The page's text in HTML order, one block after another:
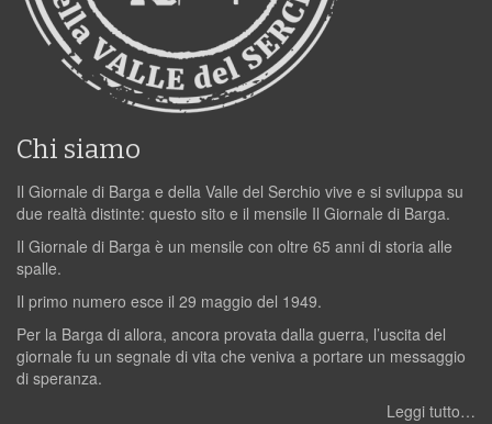
Chi siamo
Il Giornale di Barga e della Valle del Serchio vive e si sviluppa su
due realtà distinte: questo sito e il mensile Il Giornale di Barga.
Il Giornale di Barga è un mensile con oltre 65 anni di storia alle
spalle.
Il primo numero esce il 29 maggio del 1949.
Per la Barga di allora, ancora provata dalla guerra, l’uscita del
giornale fu un segnale di vita che veniva a portare un messaggio
di speranza.
Leggi tutto…